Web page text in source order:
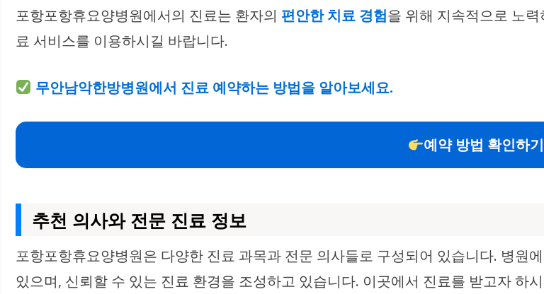
포항포항휴요양병원에서의 진료는 환자의 편안한 치료 경험을 위해 지속적으로 노
료 서비스를 이용하시길 바랍니다.
무안남악한방병원에서 진료 예약하는 방법을 알아보세요.
예약 방법 확인하기
추천 의사와 전문 진료 정보
포항포항휴요양병원은 다양한 진료 과목과 전문 의사들로 구성되어 있습니다. 병원
있으며, 신뢰할 수 있는 진료 환경을 조성하고 있습니다. 이곳에서 진료를 받고자 하